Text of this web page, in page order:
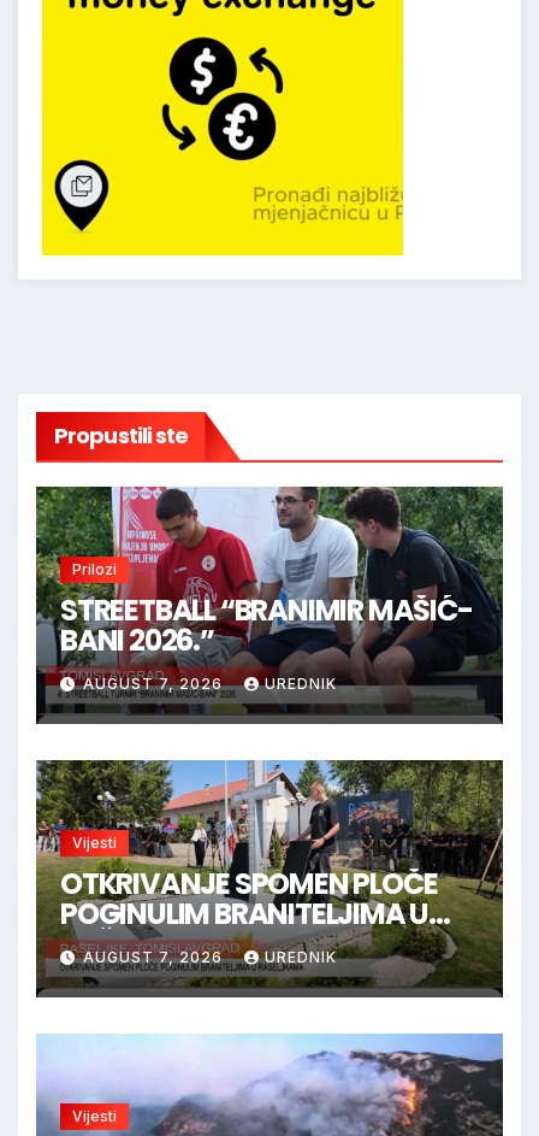
Propustili ste
Prilozi
STREETBALL “BRANIMIR MAŠIĆ-
BANI 2026.”
AUGUST 7, 2026 UREDNIK
Vijesti
OTKRIVANJE SPOMEN PLOČE
POGINULIM BRANITELJIMA U
RAŠELJKAMA
AUGUST 7, 2026 UREDNIK
Vijesti